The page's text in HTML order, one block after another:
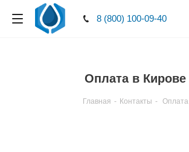
8 (800) 100-09-40
Оплата в Кирове
Главная - Контакты - Оплата